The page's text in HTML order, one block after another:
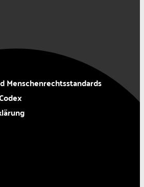
Menschenrechtsstandards